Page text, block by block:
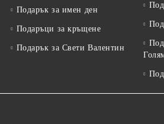
Подарък за имен ден
Подаръци за кръщене
Подарък за Свети Валентин